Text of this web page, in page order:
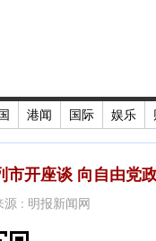
港闻 国际 娱乐
市开座谈 向自由党
: 明报新闻网